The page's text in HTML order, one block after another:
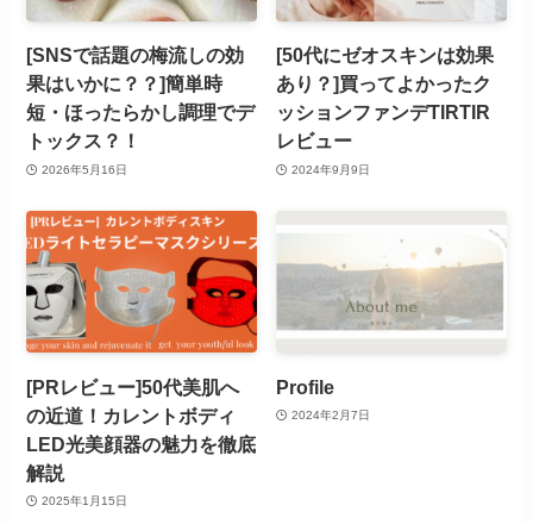
[SNSで話題の梅流しの効
果はいかに？？]簡単時
短・ほったらかし調理でデ
トックス？！
2026年5月16日
[50代にゼオスキンは効果
あり？]買ってよかったク
ッションファンデTIRTIR
レビュー
2024年9月9日
[PRレビュー]50代美肌へ
の近道！カレントボディ
LED光美顔器の魅力を徹底
解説
2025年1月15日
Profile
2024年2月7日